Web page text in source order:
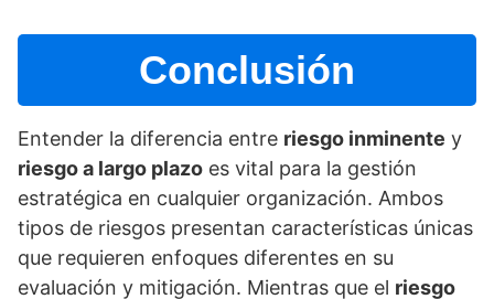
Conclusión
Entender la diferencia entre riesgo inminente y
riesgo a largo plazo es vital para la gestión
estratégica en cualquier organización. Ambos
tipos de riesgos presentan caracterí­sticas únicas
que requieren enfoques diferentes en su
evaluación y mitigación. Mientras que el riesgo